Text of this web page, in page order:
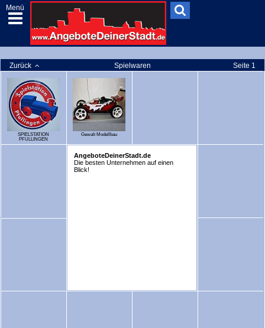
Menü
Zurück Spielwaren Seite 1
SPIELSTATION
PFULLINGEN
Gewalt Modellbau
AngeboteDeinerStadt.de
Die besten Unternehmen auf einen
Blick!